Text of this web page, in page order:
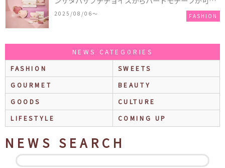
いHeart Collectionが発売！
2025/08/06〜 FASHION
NEWS CATEGORIES
FASHION
SWEETS
GOURMET
BEAUTY
GOODS
CULTURE
LIFESTYLE
COMING UP
NEWS SEARCH